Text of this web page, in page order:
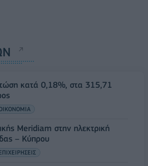
κατά 0,18%, στα 315,71
Meridiam στην ηλεκτρική
– Κύπρου